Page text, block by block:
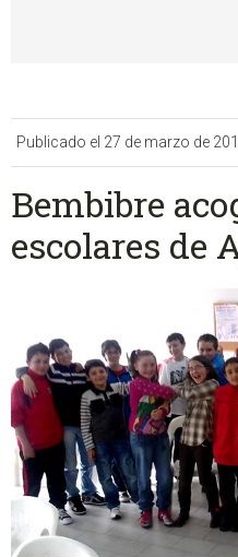
Publicado el 27 de marzo de
Bembibre
escolares de